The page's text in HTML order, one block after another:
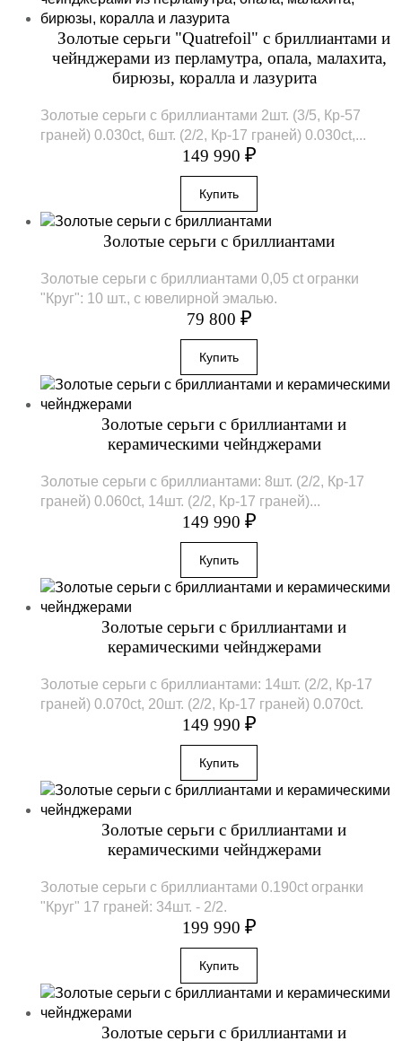
Золотые серьги "Quatrefoil" с бриллиантами и
чейнджерами из перламутра, опала, малахита,
бирюзы, коралла и лазурита
Золотые серьги с бриллиантами 2шт. (3/5, Кр-57
граней) 0.030ct, 6шт. (2/2, Кр-17 граней) 0.030ct,...
149 990 ₽
Золотые серьги с бриллиантами
Золотые серьги с бриллиантами 0,05 ct огранки
"Круг": 10 шт., с ювелирной эмалью.
79 800 ₽
Золотые серьги с бриллиантами и
керамическими чейнджерами
Золотые серьги с бриллиантами: 8шт. (2/2, Кр-17
граней) 0.060ct, 14шт. (2/2, Кр-17 граней)...
149 990 ₽
Золотые серьги с бриллиантами и
керамическими чейнджерами
Золотые серьги с бриллиантами: 14шт. (2/2, Кр-17
граней) 0.070ct, 20шт. (2/2, Кр-17 граней) 0.070ct.
149 990 ₽
Золотые серьги с бриллиантами и
керамическими чейнджерами
Золотые серьги с бриллиантами 0.190ct огранки
"Круг" 17 граней: 34шт. - 2/2.
199 990 ₽
Золотые серьги с бриллиантами и